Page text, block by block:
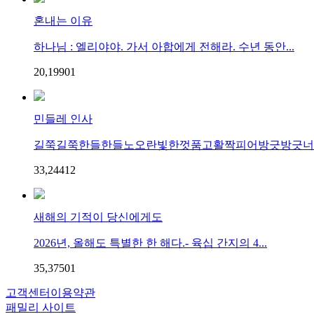
혼내는 이유
하나님 : 엘리야야. 가서 아합에게 전해라. 수년 동안...
20,19901
민들레 인사
길쭉길쭉한들한들노오란빛한껏품고활짝피어방긋방긋
33,24412
새해의 기적이 당신에게도
2026년, 올해도 특별한 한 해다.- 육십 간지의 4...
35,37501
고객센터 이용약관
패밀리 사이트